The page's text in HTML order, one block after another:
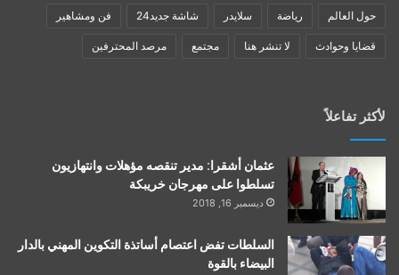
حول العالم رياضة سلايدر شاشة جديد24 فن ومشاهير
قضايا وحوادث لا تنشر هنا مجتمع مرصد المحترفين
لأكثر تفاعلاً
عثمان أشقرا: مدير تنقصه مؤهلات وانتهازيون
تسلطوا على مهرجان خريبكة
ديسمبر 16, 2018
السلطات تفض اعتصام أساتذة التكوين المهني بالدار
البيضاء بالقوة